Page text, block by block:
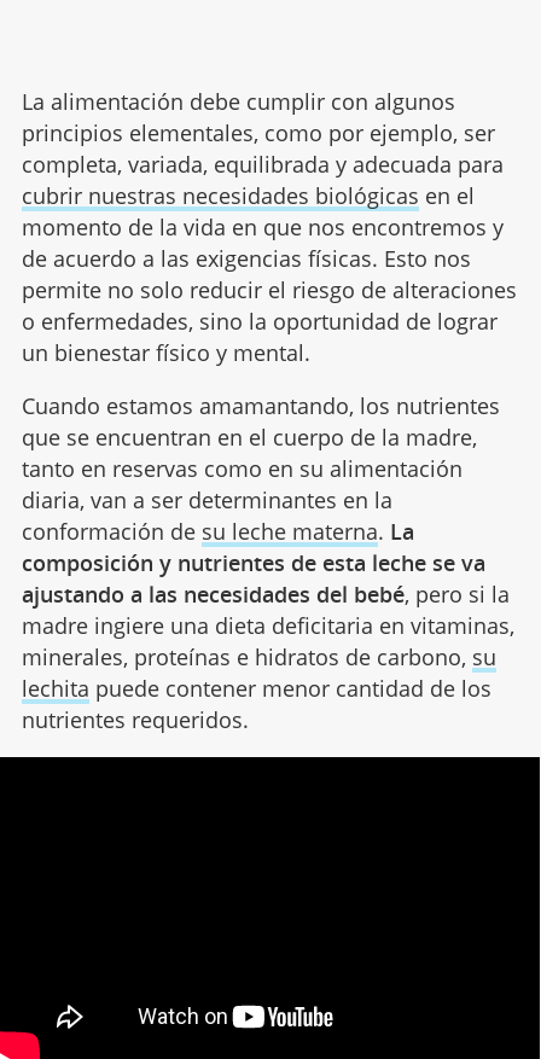
La alimentación debe cumplir con algunos
principios elementales, como por ejemplo, ser
completa, variada, equilibrada y adecuada para
cubrir nuestras necesidades biológicas en el
momento de la vida en que nos encontremos y
de acuerdo a las exigencias físicas. Esto nos
permite no solo reducir el riesgo de alteraciones
o enfermedades, sino la oportunidad de lograr
un bienestar físico y mental.
Cuando estamos amamantando, los nutrientes
que se encuentran en el cuerpo de la madre,
tanto en reservas como en su alimentación
diaria, van a ser determinantes en la
conformación de su leche materna. La
composición y nutrientes de esta leche se va
ajustando a las necesidades del bebé, pero si la
madre ingiere una dieta deficitaria en vitaminas,
minerales, proteínas e hidratos de carbono, su
lechita puede contener menor cantidad de los
nutrientes requeridos.